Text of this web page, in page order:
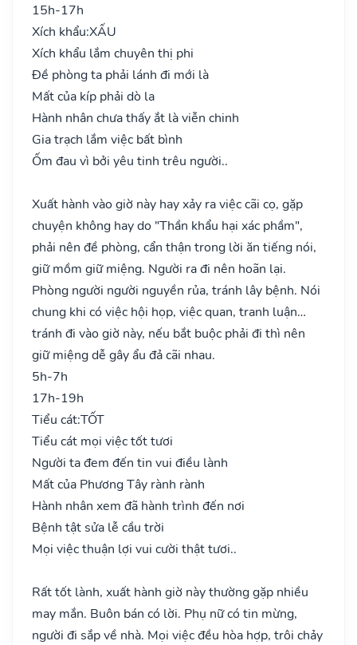
15h-17h
Xích khẩu:XẤU
Xích khẩu lắm chuyên thị phi
Đề phòng ta phải lánh đi mới là
Mất của kíp phải dò la
Hành nhân chưa thấy ắt là viễn chinh
Gia trạch lắm việc bất bình
Ốm đau vì bởi yêu tinh trêu người..
Xuất hành vào giờ này hay xảy ra việc cãi cọ, gặp
chuyện không hay do "Thần khẩu hại xác phầm",
phải nên đề phòng, cẩn thận trong lời ăn tiếng nói,
giữ mồm giữ miệng. Người ra đi nên hoãn lại.
Phòng người người nguyền rủa, tránh lây bệnh. Nói
chung khi có việc hội họp, việc quan, tranh luận…
tránh đi vào giờ này, nếu bắt buộc phải đi thì nên
giữ miệng dễ gây ẩu đả cãi nhau.
5h-7h
17h-19h
Tiểu cát:TỐT
Tiểu cát mọi việc tốt tươi
Người ta đem đến tin vui điều lành
Mất của Phương Tây rành rành
Hành nhân xem đã hành trình đến nơi
Bệnh tật sửa lễ cầu trời
Mọi việc thuận lợi vui cười thật tươi..
Rất tốt lành, xuất hành giờ này thường gặp nhiều
may mắn. Buôn bán có lời. Phụ nữ có tin mừng,
người đi sắp về nhà. Mọi việc đều hòa hợp, trôi chảy